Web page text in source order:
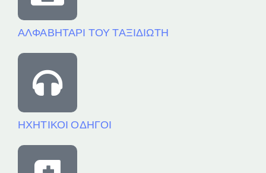
ΑΛΦΑΒΗΤΑΡΙ ΤΟΥ ΤΑΞΙΔΙΩΤΗ
ΗΧΗΤΙΚΟΙ ΟΔΗΓΟΙ